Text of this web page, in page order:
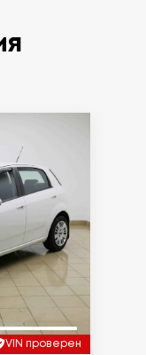
VIN проверен